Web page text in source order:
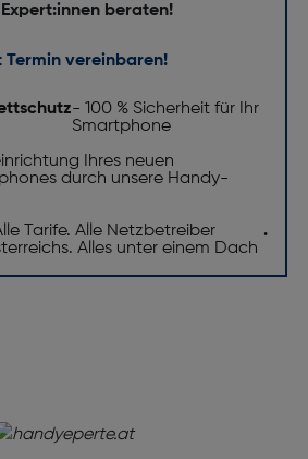
Ceramic Shield
Video Unterstützung: Ja
[Pixel]: 2868 x 1320
Nicht unterstützt
[GB]: 512
beraten!
Termin vereinbaren!
- 100 % Sicherheit für Ihr
Smartphone
Ihres neuen
durch unsere Handy-
Tarife. Alle Netzbetreiber
Alles unter einem Dach
.